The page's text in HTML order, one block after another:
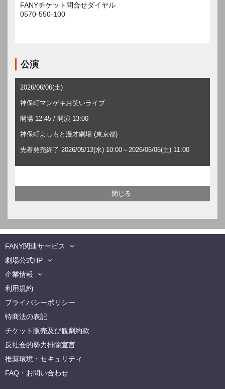
FANYチケット問合せダイヤル
0570-550-100
公演
2026/06/06(土)
神保町マンゲキお笑いライブ
開場 12:45 / 開演 13:00
神保町よしもと漫才劇場 (東京都)
先着発売終了 2026/05/13(水) 10:00～2026/06/06(土) 11:00
FANY関連サービス
劇場公式HP
企業情報
利用規約
プライバシーポリシー
特商法の表記
チケット販売及び観劇約款
反社会的勢力排除宣言
推奨環境・セキュリティ
FAQ・お問い合わせ